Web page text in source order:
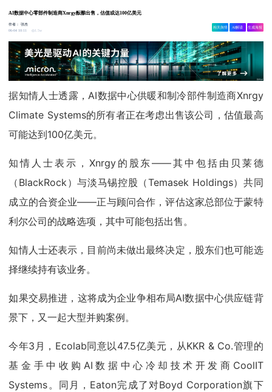
AI数据中心零部件制造商Xnrgy酝酿出售，估值或达100亿美元
作者：张杰
06-04 10:11
1.5w
相关舆情 AI解读 生成海报
据知情人士透露，AI数据中心供暖和制冷部件制造商Xnrgy
Climate Systems的所有者正在考虑出售该公司，估值最高
可能达到100亿美元。
知情人士表示，Xnrgy的股东——其中包括由贝莱德
（BlackRock）与淡马锡控股（Temasek Holdings）共同
成立的合资企业——正与顾问合作，评估这家总部位于蒙特
利尔公司的战略选项，其中可能包括出售。
知情人士还表示，目前尚未做出最终决定，股东们也可能选
择继续持有该业务。
如果交易推进，这将成为企业争相布局AI数据中心供应链背
景下，又一起大型并购案例。
今年3月，Ecolab同意以47.5亿美元，从KKR & Co.管理的
基金手中收购AI数据中心冷却技术开发商CoolIT
Systems。同月，Eaton完成了对Boyd Corporation旗下